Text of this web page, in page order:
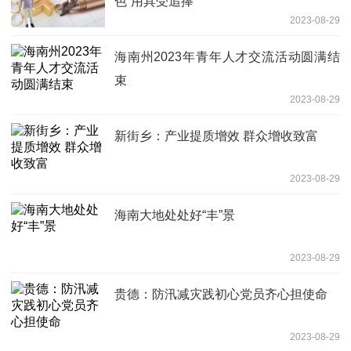
2023-08-29
海南州2023年青年人才交流活动圆满结
束
2023-08-29
新街乡：产业提质增效 群众增收致富
2023-08-29
海南大地处处好“丰”景
2023-08-29
贵德：防汛减灾践初心党员齐心担使命
2023-08-29